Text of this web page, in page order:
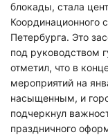
блокады, стала
Координационного
Петербурга. Это
под руководством
отметил, что в
мероприятий на
насыщенным, и
подчеркнул
праздничного